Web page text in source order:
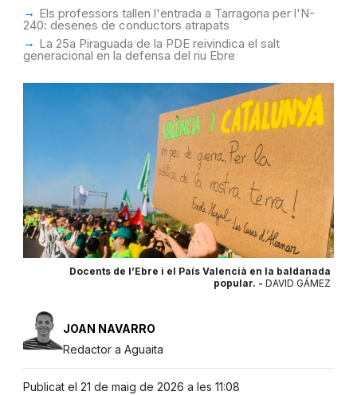
Els professors tallen l'entrada a Tarragona per l'N-
240: desenes de conductors atrapats
La 25a Piraguada de la PDE reivindica el salt
generacional en la defensa del riu Ebre
Docents de l’Ebre i el País Valencià en la baldanada
popular. - DAVID GÁMEZ
JOAN NAVARRO
Redactor a Aguaita
Publicat el 21 de maig de 2026 a les 11:08